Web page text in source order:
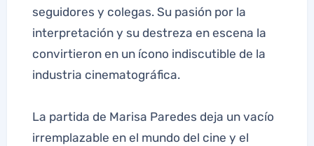
seguidores y colegas. Su pasión por la
interpretación y su destreza en escena la
convirtieron en un ícono indiscutible de la
industria cinematográfica.
La partida de Marisa Paredes deja un vacío
irremplazable en el mundo del cine y el